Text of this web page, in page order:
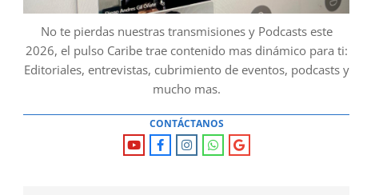
No te pierdas nuestras transmisiones y Podcasts este
2026, el pulso Caribe trae contenido mas dinámico para ti:
Editoriales, entrevistas, cubrimiento de eventos, podcasts y
mucho mas.
CONTÁCTANOS